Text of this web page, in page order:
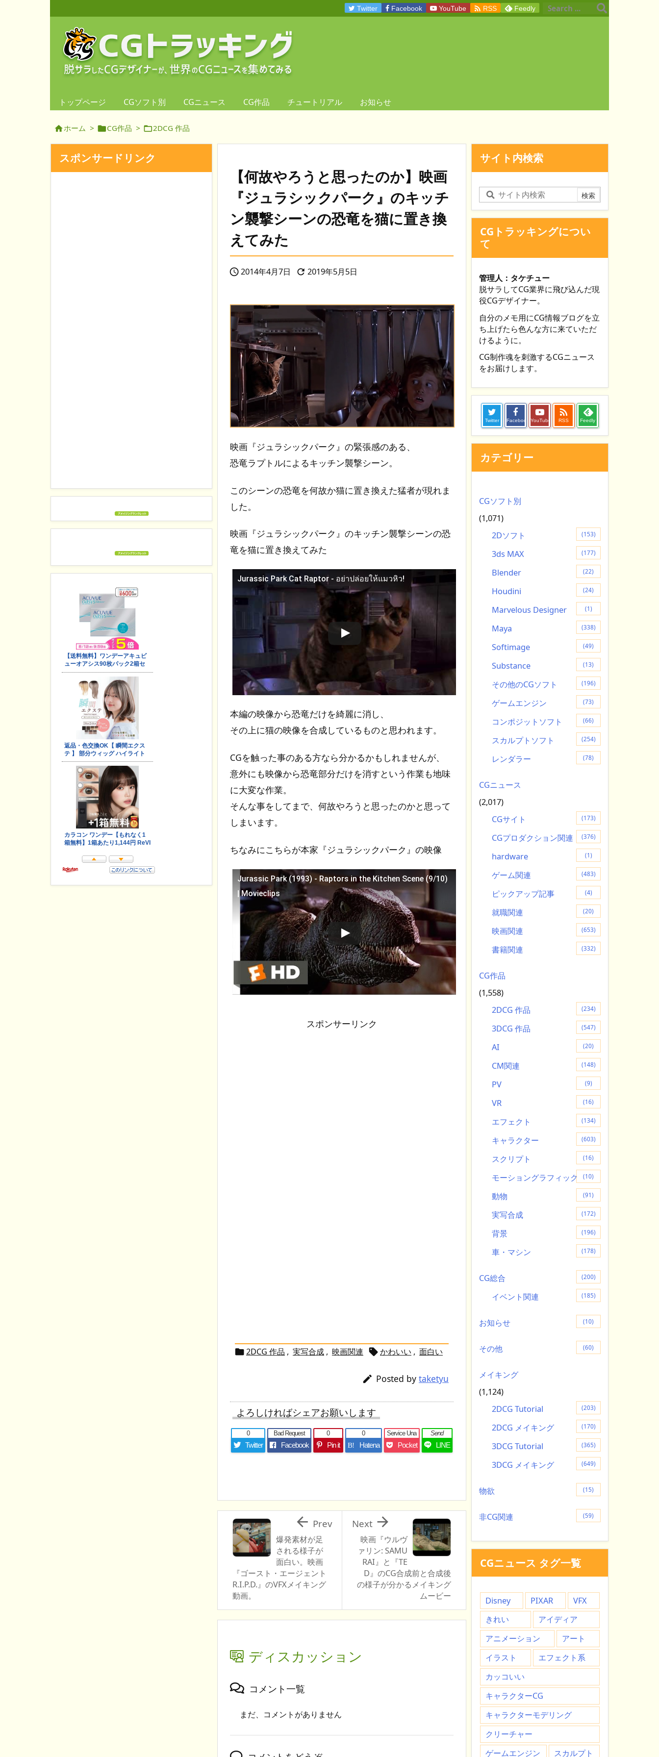
トップページ CGソフト別 CGニュース CG作品 チュートリアル お知らせ
Twitter Facebook YouTube  RSS Feedly
ホーム > CG作品 > 2DCG 作品
【何故やろうと思ったのか】映画
『ジュラシックパーク』のキッチ
ン襲撃シーンの恐竜を猫に置き換
えてみた
2014年4月7日  2019年5月5日
映画『ジュラシックパーク』の緊張感のある、
恐竜ラプトルによるキッチン襲撃シーン。
このシーンの恐竜を何故か猫に置き換えた猛者が現れま
した。
映画『ジュラシックパーク』のキッチン襲撃シーンの恐
竜を猫に置き換えてみた
Jurassic Park Cat Raptor - อย่าปล่อยให้แมวหิว!
この動画を YouTube で視聴
本編の映像から恐竜だけを綺麗に消し、
その上に猫の映像を合成しているものと思われます。
CGを触った事のある方なら分かるかもしれませんが、
意外にも映像から恐竜部分だけを消すという作業も地味
に大変な作業。
そんな事をしてまで、何故やろうと思ったのかと思って
しまいます。
ちなみにこちらが本家『ジュラシックパーク』の映像
Jurassic Park (1993) - Raptors in the Kitchen Scene (9/10)
| Movieclips
この動画を YouTube で視聴
スポンサーリンク
2DCG 作品 , 実写合成 , 映画関連 かわいい , 面白い
 Posted by taketyu
よろしければシェアお願いします
Twitter
0
Facebook
Bad Request
Pin it
0
B!
Hatena
0
Pocket
Service Una
LINE
Send
映画『ウルヴ
ァリン: SAMU
RAI』と『TE
D』のCG合成前と合成後
の様子が分かるメイキング
ムービー

Next
爆発素材が足
される様子が
面白い。映画
『ゴースト・エージェント
R.I.P.D.』のVFXメイキング
動画。
 Prev
ディスカッション
コメント一覧
まだ、コメントがありません
スポンサードリンク サイト内検索
CGトラッキングについ
て
管理人：タケチュー
脱サラしてCG業界に飛び込んだ現
役CGデザイナー。
自分のメモ用にCG情報ブログを立
ち上げたら色んな方に来ていただ
けるように。
CG制作魂を刺激するCGニュース
をお届けします。
Twitter Facebook YouTube

RSS Feedly
カテゴリー
CGソフト別
(1,071)
2Dソフト
(153)
3ds MAX (177)
Blender (22)
Houdini (24)
Marvelous Designer (1)
Maya (338)
Softimage (49)
Substance (13)
その他のCGソフト (196)
ゲームエンジン (73)
コンポジットソフト (66)
スカルプトソフト (254)
レンダラー (78)
CGニュース
(2,017)
CGサイト
(173)
CGプロダクション関連 (376)
hardware (1)
ゲーム関連 (483)
ピックアップ記事 (4)
就職関連 (20)
映画関連 (653)
書籍関連 (332)
CG作品
(1,558)
2DCG 作品
(234)
3DCG 作品 (547)
AI (20)
CM関連 (148)
PV (9)
VR (16)
エフェクト (134)
キャラクター (603)
スクリプト (16)
モーショングラフィック (10)
動物 (91)
実写合成 (172)
背景 (196)
車・マシン (178)
CG総合 (200)
イベント関連 (185)
お知らせ (10)
その他 (60)
メイキング
(1,124)
2DCG Tutorial
(203)
2DCG メイキング (170)
3DCG Tutorial (365)
3DCG メイキング (649)
物欲 (15)
非CG関連 (59)
CGニュース タグ一覧
Disney PIXAR
VFX
きれい
アイディア
アニメーション
アート
イラスト
エフェクト系
カッコいい
キャラクターCG
キャラクターモデリング
クリーチャー
ゲームエンジン
スカルプト